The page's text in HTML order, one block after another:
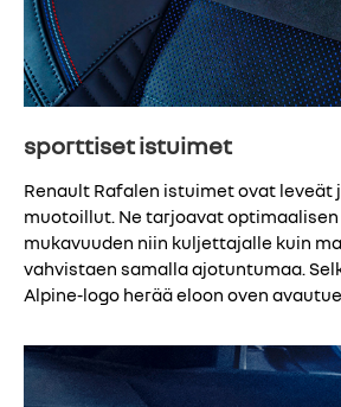
sporttiset istuimet
Renault Rafalen istuimet ovat leveät
muotoillut. Ne tarjoavat
mukavuuden niin kuljettajalle kuin
vahvistaen samalla ajotuntumaa.
Alpine-logo herää eloon oven